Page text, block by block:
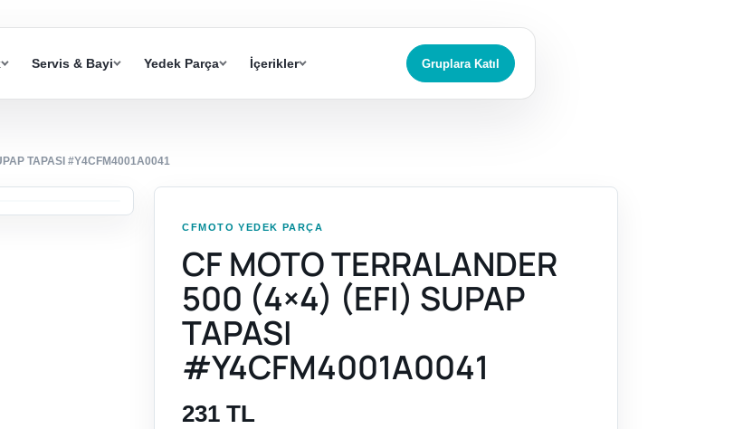
Servis & Bayi Yedek Parça İçerikler Gruplara Katıl
TAPASI #Y4CFM4001A0041
CFMOTO YEDEK PARÇA
CF MOTO TERRALANDER
500 (4×4) (EFI) SUPAP
TAPASI
#Y4CFM4001A0041
231 TL